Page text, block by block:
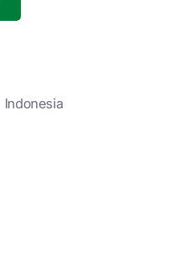
Indonesia